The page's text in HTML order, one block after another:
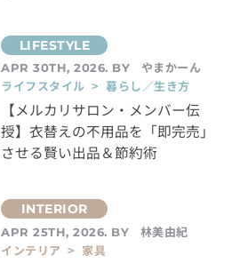
APR 30TH, 2026. BY
やまかーん
ライフスタイル > 暮らし／生き方
【メルカリサロン・メンバー伝
授】衣替えの不用品を「即完売」
させる賢い出品＆節約術
APR 25TH, 2026. BY
林美由紀
インテリア > 家具